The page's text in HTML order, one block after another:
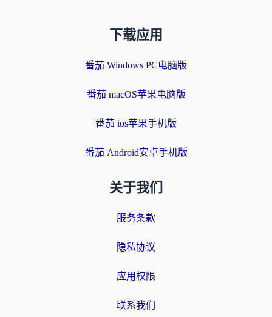
下载应用
番茄 Windows PC电脑版
番茄 macOS苹果电脑版
番茄 ios苹果手机版
番茄 Android安卓手机版
关于我们
服务条款
隐私协议
应用权限
联系我们